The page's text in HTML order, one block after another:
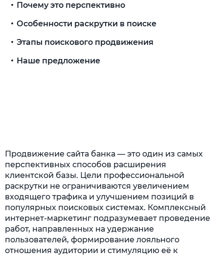
Продвижение сайта банка — это один из самых
перспективных способов расширения
клиентской базы. Цели профессиональной
раскрутки не ограничиваются увеличением
входящего трафика и улучшением позиций в
популярных поисковых системах. Комплексный
интернет-маркетинг подразумевает проведение
работ, направленных на удержание
пользователей, формирование лояльного
отношения аудитории и стимуляцию её к
Почему это перспективно
Особенности раскрутки в поиске
Этапы поискового продвижения
Наше предложение